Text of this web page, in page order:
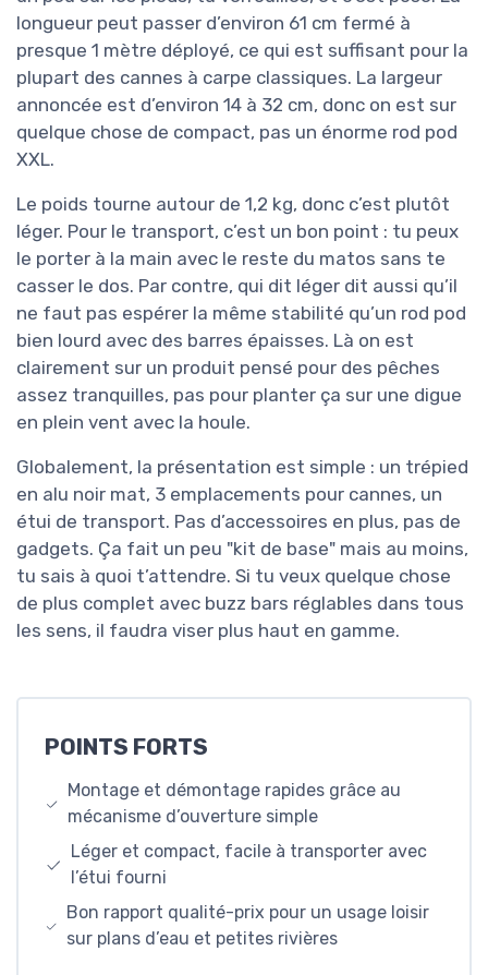
longueur peut passer d’environ 61 cm fermé à
presque 1 mètre déployé, ce qui est suffisant pour la
plupart des cannes à carpe classiques. La largeur
annoncée est d’environ 14 à 32 cm, donc on est sur
quelque chose de compact, pas un énorme rod pod
XXL.
Le poids tourne autour de 1,2 kg, donc c’est plutôt
léger. Pour le transport, c’est un bon point : tu peux
le porter à la main avec le reste du matos sans te
casser le dos. Par contre, qui dit léger dit aussi qu’il
ne faut pas espérer la même stabilité qu’un rod pod
bien lourd avec des barres épaisses. Là on est
clairement sur un produit pensé pour des pêches
assez tranquilles, pas pour planter ça sur une digue
en plein vent avec la houle.
Globalement, la présentation est simple : un trépied
en alu noir mat, 3 emplacements pour cannes, un
étui de transport. Pas d’accessoires en plus, pas de
gadgets. Ça fait un peu "kit de base" mais au moins,
tu sais à quoi t’attendre. Si tu veux quelque chose
de plus complet avec buzz bars réglables dans tous
les sens, il faudra viser plus haut en gamme.
POINTS FORTS
Montage et démontage rapides grâce au
mécanisme d’ouverture simple
Léger et compact, facile à transporter avec
l’étui fourni
Bon rapport qualité-prix pour un usage loisir
sur plans d’eau et petites rivières